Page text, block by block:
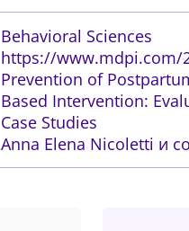
Behavioral Sciences
https://www.mdpi.com/
Prevention of
Based Intervention:
Case Studies
Anna Elena Nicoletti и